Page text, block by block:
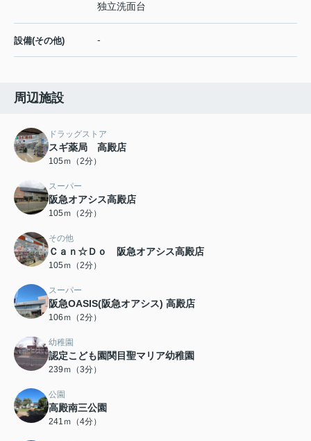
独立洗面台
設備(その他) -
周辺施設
ドラッグストア
スギ薬局 高殿店
105ｍ（2分）
スーパー
阪急オアシス高殿店
105ｍ（2分）
その他
Ｃａｎ☆Ｄｏ 阪急オアシス高殿店
105ｍ（2分）
スーパー
阪急OASIS(阪急オアシス) 高殿店
106ｍ（2分）
幼稚園
認定こども園関目聖マリア幼稚園
239ｍ（3分）
公園
高殿南三公園
241ｍ（4分）